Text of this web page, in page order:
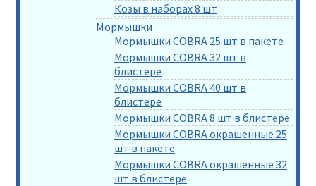
Козы в наборах 8 шт
Мормышки
Мормышки COBRA 25 шт в пакете
Мормышки COBRA 32 шт в
блистере
Мормышки COBRA 40 шт в
блистере
Мормышки COBRA 8 шт в блистере
Мормышки COBRA окрашенные 25
шт в пакете
Мормышки COBRA окрашенные 32
шт в блистере